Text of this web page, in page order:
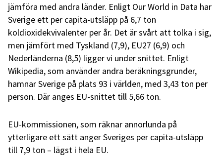
jämföra med andra länder. Enligt Our World in Data har
Sverige ett per capita-utsläpp på 6,7 ton
koldioxidekvivalenter per år. Det är svårt att tolka i sig,
men jämfört med Tyskland (7,9), EU27 (6,9) och
Nederländerna (8,5) ligger vi under snittet. Enligt
Wikipedia, som använder andra beräkningsgrunder,
hamnar Sverige på plats 93 i världen, med 3,43 ton per
person. Där anges EU-snittet till 5,66 ton.
EU-kommissionen, som räknar annorlunda på
ytterligare ett sätt anger Sveriges per capita-utsläpp
till 7,9 ton – lägst i hela EU.